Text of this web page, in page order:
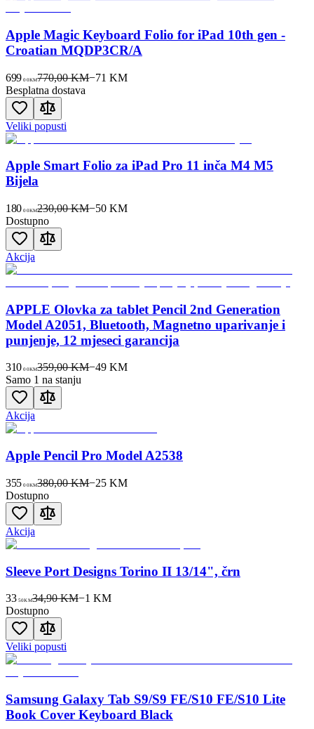
Apple Magic Keyboard Folio for iPad 10th gen -
Croatian MQDP3CR/A
699 00KM770,00 KM−71 KM
Besplatna dostava
Veliki popusti
Apple Smart Folio za iPad Pro 11 inča M4 M5
Bijela
180 00KM230,00 KM−50 KM
Dostupno
Akcija
APPLE Olovka za tablet Pencil 2nd Generation
Model A2051, Bluetooth, Magnetno uparivanje i
punjenje, 12 mjeseci garancija
310 00KM359,00 KM−49 KM
Samo 1 na stanju
Akcija
Apple Pencil Pro Model A2538
355 00KM380,00 KM−25 KM
Dostupno
Akcija
Sleeve Port Designs Torino II 13/14", črn
33 50KM34,90 KM−1 KM
Dostupno
Veliki popusti
Samsung Galaxy Tab S9/S9 FE/S10 FE/S10 Lite
Book Cover Keyboard Black